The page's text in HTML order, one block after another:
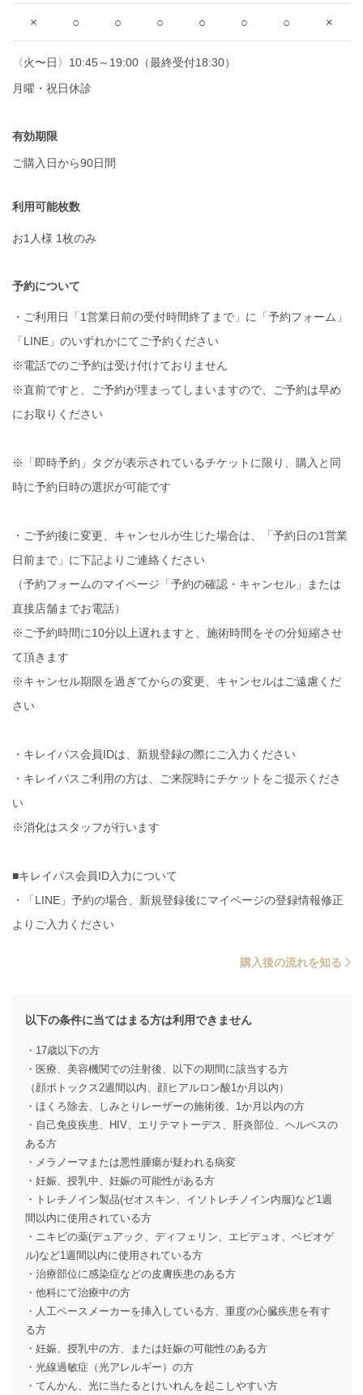
× ○ ○ ○ ○ ○ ○ ×
〈火〜日〉10:45～19:00（最終受付18:30）
月曜・祝日休診
有効期限
ご購入日から90日間
利用可能枚数
お1人様 1枚のみ
予約について
・ご利用日「1営業日前の受付時間終了まで」に「予約フォーム」
「LINE」のいずれかにてご予約ください
※電話でのご予約は受け付けておりません
※直前ですと、ご予約が埋まってしまいますので、ご予約は早め
にお取りください
※「即時予約」タグが表示されているチケットに限り、購入と同
時に予約日時の選択が可能です
・ご予約後に変更、キャンセルが生じた場合は、「予約日の1営業
日前まで」に下記よりご連絡ください
（予約フォームのマイページ「予約の確認・キャンセル」または
直接店舗までお電話）
※ご予約時間に10分以上遅れますと、施術時間をその分短縮させ
て頂きます
※キャンセル期限を過ぎてからの変更、キャンセルはご遠慮くだ
さい
・キレイパス会員IDは、新規登録の際にご入力ください
・キレイパスご利用の方は、ご来院時にチケットをご提示くださ
い
※消化はスタッフが行います
■キレイパス会員ID入力について
・「LINE」予約の場合、新規登録後にマイページの登録情報修正
よりご入力ください
購入後の流れを知る
以下の条件に当てはまる方は利用できません
・17歳以下の方
・医療、美容機関での注射後、以下の期間に該当する方
（顔ボトックス2週間以内、顔ヒアルロン酸1か月以内）
・ほくろ除去、しみとりレーザーの施術後、1か月以内の方
・自己免疫疾患、HIV、エリテマトーデス、肝炎部位、ヘルペスの
ある方
・メラノーマまたは悪性腫瘍が疑われる病変
・妊娠、授乳中、妊娠の可能性がある方
・トレチノイン製品(ゼオスキン、イソトレチノイン内服)など1週
間以内に使用されている方
・ニキビの薬(デュアック、ディフェリン、エピデュオ、ベピオゲ
ル)など1週間以内に使用されている方
・治療部位に感染症などの皮膚疾患のある方
・他科にて治療中の方
・人工ペースメーカーを挿入している方、重度の心臓疾患を有す
る方
・妊娠、授乳中の方、または妊娠の可能性のある方
・光線過敏症（光アレルギー）の方
・てんかん、光に当たるとけいれんを起こしやすい方